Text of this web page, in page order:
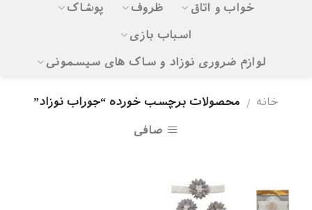
خواب و اتاق ظروف پوشاک
اسباب بازی
لوازم ضروری نوزاد و ساک های سیسمونی
خانه / محصولات برچسب خورده “جوراب نوزاد”
صافی